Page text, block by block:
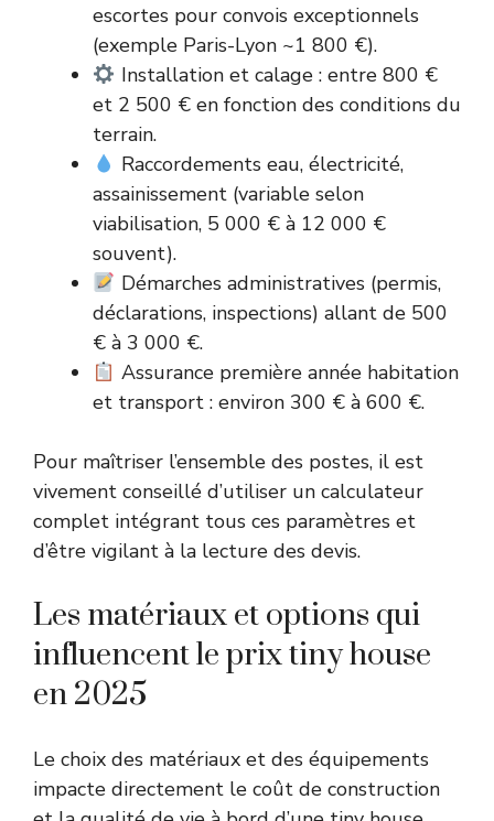
escortes pour convois exceptionnels
(exemple Paris-Lyon ~1 800 €).
Installation et calage : entre 800 €
et 2 500 € en fonction des conditions du
terrain.
Raccordements eau, électricité,
assainissement (variable selon
viabilisation, 5 000 € à 12 000 €
souvent).
Démarches administratives (permis,
déclarations, inspections) allant de 500
€ à 3 000 €.
Assurance première année habitation
et transport : environ 300 € à 600 €.
Pour maîtriser l’ensemble des postes, il est
vivement conseillé d’utiliser un calculateur
complet intégrant tous ces paramètres et
d’être vigilant à la lecture des devis.
Les matériaux et options qui
influencent le prix tiny house
en 2025
Le choix des matériaux et des équipements
impacte directement le coût de construction